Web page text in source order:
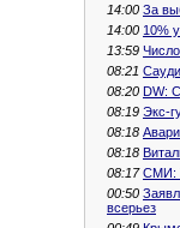
14:00 За
14:00 10%
13:59
08:21
08:20 DW:
08:19 Экс-
08:18
08:18
08:17 СМИ:
00:50
всерьез